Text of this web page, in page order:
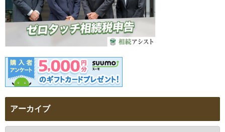
アーカイブ